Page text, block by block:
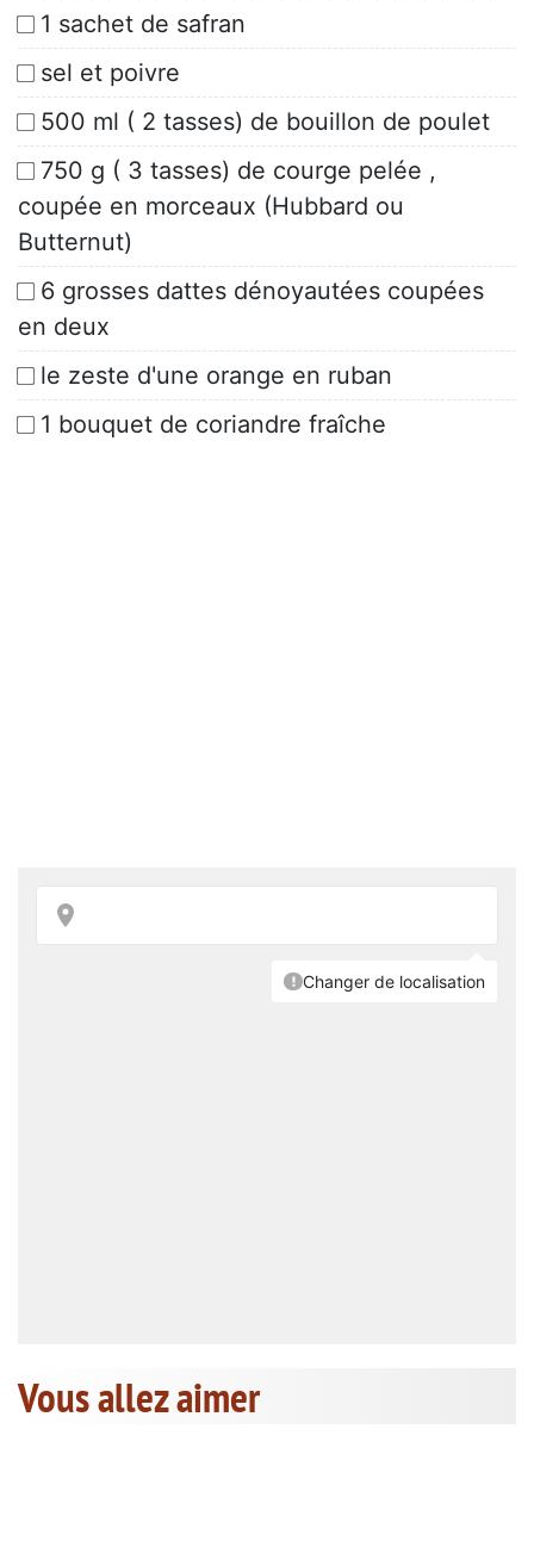
1 sachet de safran
sel et poivre
500 ml ( 2 tasses) de bouillon de poulet
750 g ( 3 tasses) de courge pelée ,
coupée en morceaux (Hubbard ou
Butternut)
6 grosses dattes dénoyautées coupées
en deux
le zeste d'une orange en ruban
1 bouquet de coriandre fraîche
Vous allez aimer